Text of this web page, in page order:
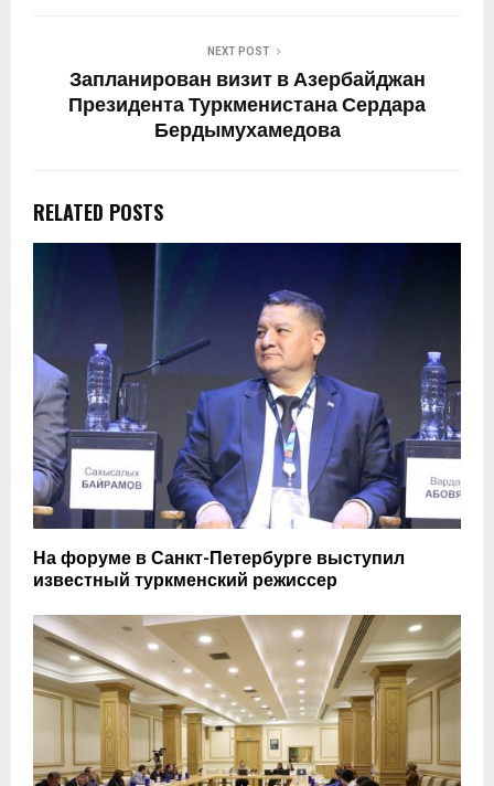
NEXT POST
Запланирован визит в Азербайджан
Президента Туркменистана Сердара
Бердымухамедова
RELATED POSTS
На форуме в Санкт-Петербурге выступил
известный туркменский режиссер